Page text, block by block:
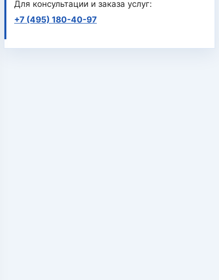
Для консультации и заказа услуг:
+7 (495) 180-40-97